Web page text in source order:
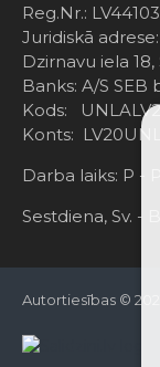
Reg.Nr.:
Juridiskā adrese:
Dzirnavu iela
Banks: A/S SEB
Kods:
Konts:
Darba laiks: P -
Sestdiena, Sv. -
Autortiesības ©